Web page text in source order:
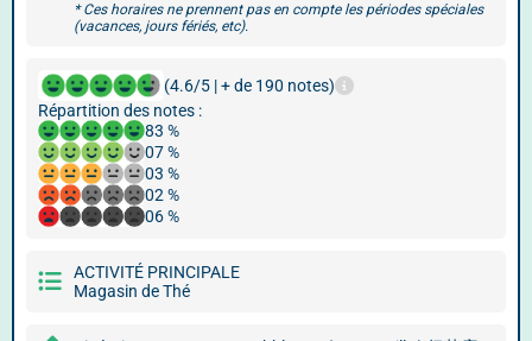
* Ces horaires ne prennent pas en compte les périodes spéciales
(vacances, jours fériés, etc).
(4.6/5 | + de 190 notes)
Répartition des notes :
83 %
07 %
03 %
02 %
06 %
ACTIVITÉ PRINCIPALE
Magasin de Thé